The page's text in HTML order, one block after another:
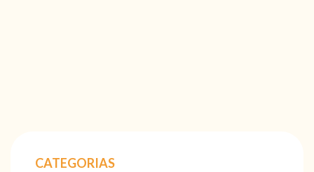
CATEGORIAS